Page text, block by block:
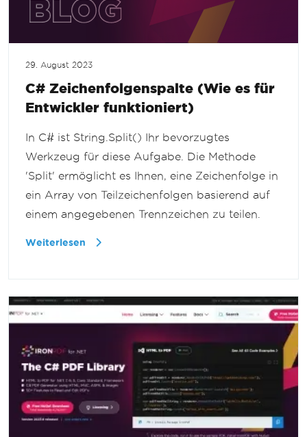
29. August 2023
C# Zeichenfolgenspalte (Wie es für
Entwickler funktioniert)
In C# ist String.Split() Ihr bevorzugtes
Werkzeug für diese Aufgabe. Die Methode
'Split' ermöglicht es Ihnen, eine Zeichenfolge in
ein Array von Teilzeichenfolgen basierend auf
einem angegebenen Trennzeichen zu teilen.
Weiterlesen